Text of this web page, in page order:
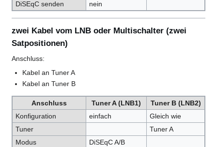
DiSEqC senden
nein
zwei Kabel vom LNB oder Multischalter (zwei
Satpositionen)
Anschluss:
Kabel an Tuner A
Kabel an Tuner B
Anschluss Tuner A (LNB1)
Tuner B (LNB2)
Konfiguration
einfach
Gleich wie
Tuner
Tuner A
Modus
DiSEqC A/B